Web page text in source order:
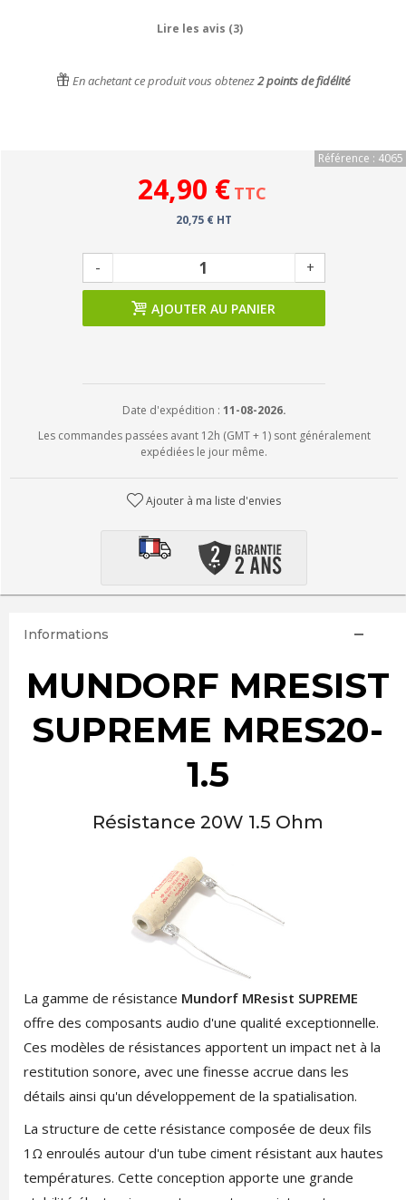
Lire les avis (3)
En achetant ce produit vous obtenez2points de fidélité
Référence : 4065
24,90 € TTC
20,75 € HT
- +
AJOUTER AU PANIER
Date d'expédition : 11-08-2026.
Les commandes passées avant 12h (GMT + 1) sont généralement
expédiées le jour même.
Ajouter à ma liste d'envies
Informations
MUNDORF MRESIST
SUPREME MRES20-
1.5
Résistance 20W 1.5 Ohm
La gamme de résistance Mundorf MResist SUPREME
offre des composants audio d'une qualité exceptionnelle.
Ces modèles de résistances apportent un impact net à la
restitution sonore, avec une finesse accrue dans les
détails ainsi qu'un développement de la spatialisation.
La structure de cette résistance composée de deux fils
1Ω enroulés autour d'un tube ciment résistant aux hautes
températures. Cette conception apporte une grande